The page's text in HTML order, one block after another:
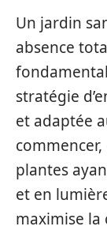
Un jardin
absence
stratégie
et adaptée
plantes
et en
maximise la